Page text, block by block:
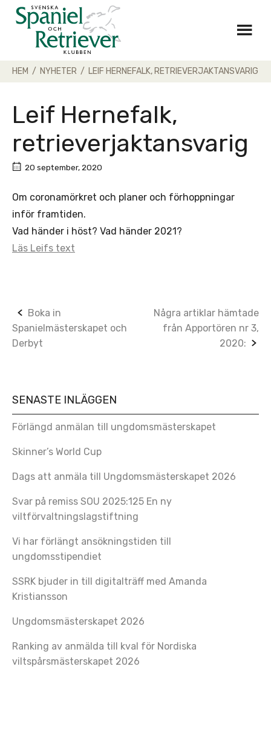
Skip
HEM / NYHETER / LEIF HERNEFALK, RETRIEVERJAKTANSVARIG
Leif Hernefalk,
retrieverjaktansvarig
20 september, 2020
Om coronamörkret och planer och förhoppningar
inför framtiden.
Vad händer i höst? Vad händer 2021?
Läs Leifs text
Post
navigation
Boka in
Spanielmästerskapet och
Derbyt
Några artiklar hämtade
från Apportören nr 3,
2020:
SENASTE INLÄGGEN
Förlängd anmälan till ungdomsmästerskapet
Skinner’s World Cup
Dags att anmäla till Ungdomsmästerskapet 2026
Svar på remiss SOU 2025:125 En ny
viltförvaltningslagstiftning
Vi har förlängt ansökningstiden till
ungdomsstipendiet
SSRK bjuder in till digitalträff med Amanda
Kristiansson
Ungdomsmästerskapet 2026
Ranking av anmälda till kval för Nordiska
viltspårsmästerskapet 2026